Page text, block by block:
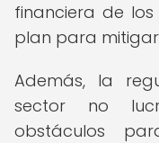
financiera de
plan para
Además, la
sector no
obstáculos